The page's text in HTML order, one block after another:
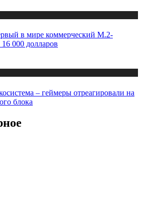
в мире коммерческий M.2-
000 долларов
– геймеры отреагировали на
блока